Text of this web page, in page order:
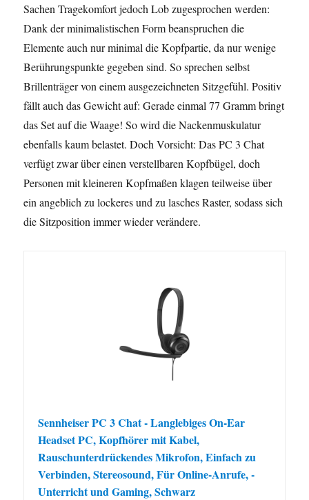
Sachen Tragekomfort jedoch Lob zugesprochen werden:
Dank der minimalistischen Form beanspruchen die
Elemente auch nur minimal die Kopfpartie, da nur wenige
Berührungspunkte gegeben sind. So sprechen selbst
Brillenträger von einem ausgezeichneten Sitzgefühl. Positiv
fällt auch das Gewicht auf: Gerade einmal 77 Gramm bringt
das Set auf die Waage! So wird die Nackenmuskulatur
ebenfalls kaum belastet. Doch Vorsicht: Das PC 3 Chat
verfügt zwar über einen verstellbaren Kopfbügel, doch
Personen mit kleineren Kopfmaßen klagen teilweise über
ein angeblich zu lockeres und zu lasches Raster, sodass sich
die Sitzposition immer wieder verändere.
Sennheiser PC 3 Chat - Langlebiges On-Ear
Headset PC, Kopfhörer mit Kabel,
Rauschunterdrückendes Mikrofon, Einfach zu
Verbinden, Stereosound, Für Online-Anrufe, -
Unterricht und Gaming, Schwarz